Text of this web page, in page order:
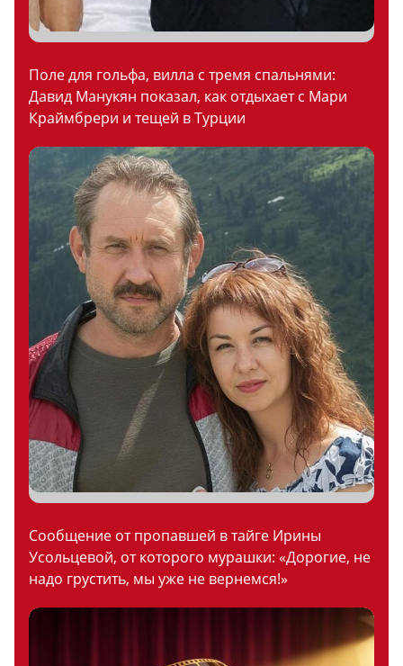
Поле для гольфа, вилла с тремя спальнями:
Давид Манукян показал, как отдыхает с Мари
Краймбрери и тещей в Турции
Сообщение от пропавшей в тайге Ирины
Усольцевой, от которого мурашки: «Дорогие, не
надо грустить, мы уже не вернемся!»